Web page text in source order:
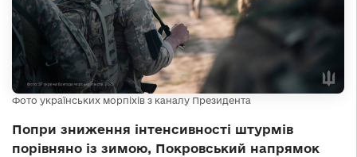
Фото українських морпіхів з каналу Президента
Попри зниження інтенсивності штурмів
порівняно із зимою, Покровський напрямок